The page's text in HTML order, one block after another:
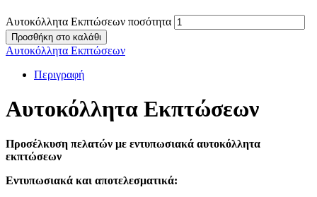
Αυτοκόλλητα Εκπτώσεων ποσότητα
Προσθήκη στο καλάθι
Αυτοκόλλητα Εκπτώσεων
Περιγραφή
Αυτοκόλλητα Εκπτώσεων
Προσέλκυση πελατών με εντυπωσιακά αυτοκόλλητα
εκπτώσεων
Εντυπωσιακά και αποτελεσματικά: